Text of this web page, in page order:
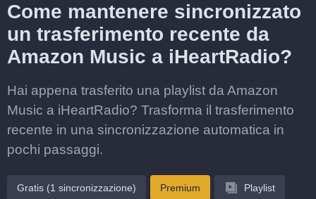
Come mantenere sincronizzato
un trasferimento recente da
Amazon Music a iHeartRadio?
Hai appena trasferito una playlist da Amazon
Music a iHeartRadio? Trasforma il trasferimento
recente in una sincronizzazione automatica in
pochi passaggi.
Gratis (1 sincronizzazione) Premium Playlist